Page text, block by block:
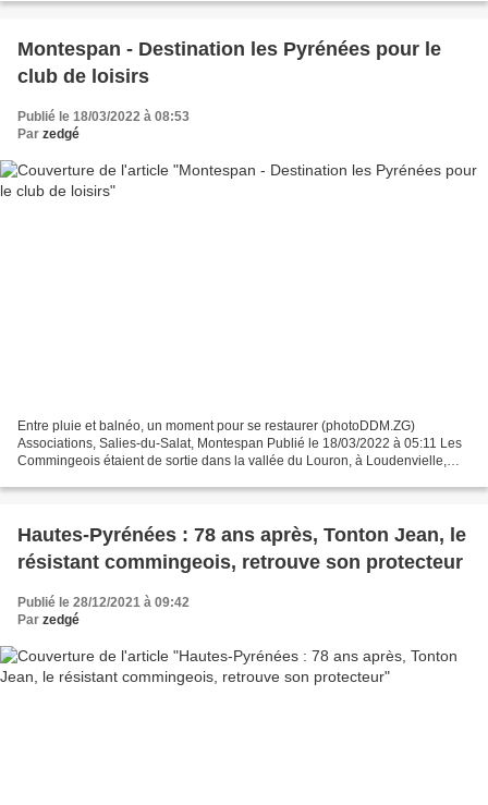
Montespan - Destination les Pyrénées pour le
club de loisirs
Publié le 18/03/2022 à 08:53
Par zedgé
Entre pluie et balnéo, un moment pour se restaurer (photoDDM.ZG)
Associations, Salies-du-Salat, Montespan Publié le 18/03/2022 à 05:11 Les
Commingeois étaient de sortie dans la vallée du Louron, à Loudenvielle,
Hautes-Pyrénées : 78 ans après, Tonton Jean, le
résistant commingeois, retrouve son protecteur
Publié le 28/12/2021 à 09:42
Par zedgé